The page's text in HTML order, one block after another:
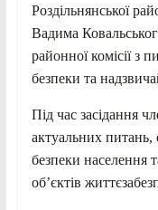
Роздільнянської
Вадима
районної комісії з
безпеки та
Під час засідання
актуальних питань,
безпеки населення
об’єктів